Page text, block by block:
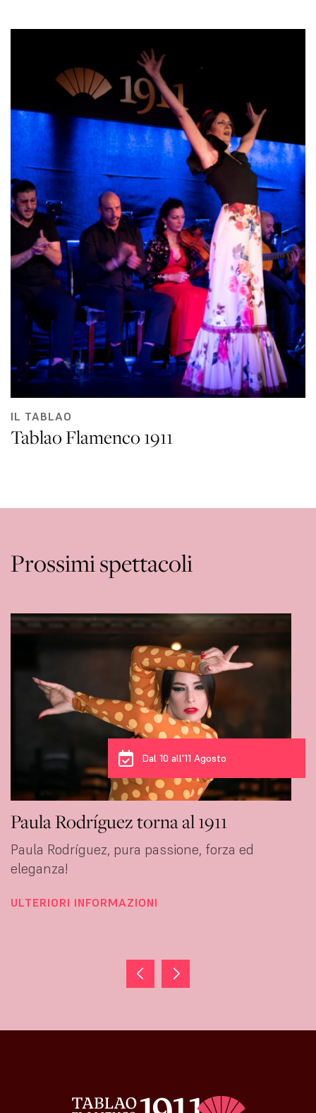
IL TABLAO
Tablao Flamenco 1911
Prossimi spettacoli
Dal 10 all'11 Agosto
Paula Rodríguez torna al 1911
Paula Rodríguez, pura passione, forza ed
eleganza!
ULTERIORI INFORMAZIONI